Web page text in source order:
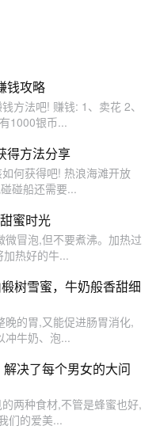
钱攻略
方法吧! 赚钱: 1、卖花 2、
1000银币...
得方法分享
何获得吧! 热浪海滩开放
碰船还需要...
蜜时光
冒泡,但不要煮沸。加热过
热好的牛...
树雪蜜，牛奶般香甜细
的胃,又能促进肠胃消化,
冲牛奶、泡...
决了每个男女的大问
两种食材,不管是蜂蜜也好,
们的爱美...